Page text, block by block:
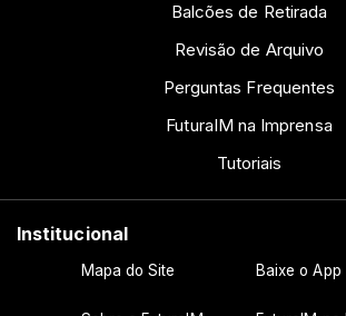
Balcões de Retirada
Revisão de Arquivo
Perguntas Frequentes
FuturaIM na Imprensa
Tutoriais
Institucional
Mapa do Site Baixe o App